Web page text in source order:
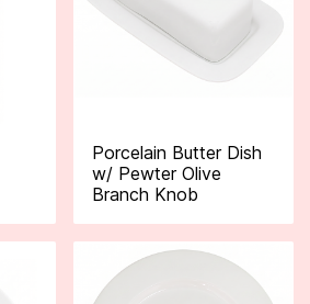
Porcelain Butter Dish
w/ Pewter Olive
Branch Knob